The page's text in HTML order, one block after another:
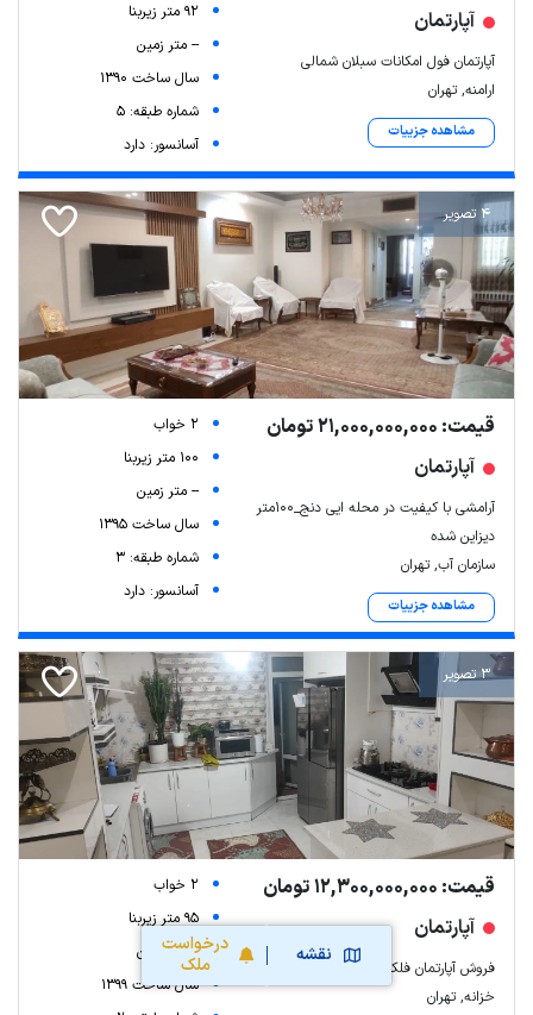
نقشه
درخواست
ملک
آپارتمان
آپارتمان فول امکانات سبلان شمالی
ارامنه, تهران
مشاهده جزییات
92 متر زیربنا
-- متر زمین
سال ساخت 1390
شماره طبقه: 5
آسانسور: دارد
4 تصویر
قیمت: 21,000,000,000 تومان
آپارتمان
آرامشی با کیفیت در محله ایی دنج_100متر
دیزاین شده
سازمان آب, تهران
مشاهده جزییات
2 خواب
100 متر زیربنا
-- متر زمین
سال ساخت 1395
شماره طبقه: 3
آسانسور: دارد
3 تصویر
قیمت: 12,300,000,000 تومان
آپارتمان
فروش آپارتمان فلکه اول خزانه بخارایی
خزانه, تهران
2 خواب
95 متر زیربنا
-- متر زمین
سال ساخت 1399